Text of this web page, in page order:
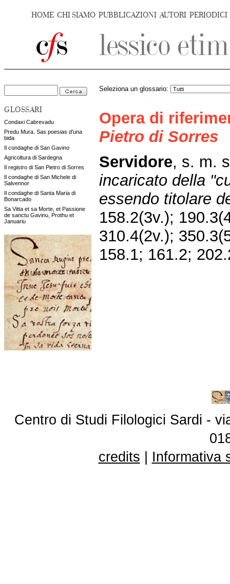
HOME CHI SIAMO PUBBLICAZIONI AUTORI PERIODICI
GLOSSARI
Condaxi Cabrevadu
Predu Mura. Sas poesias d'una
bida
Il condaghe di San Gavino
Agricoltura di Sardegna
Il registro di San Pietro di Sorres
Il condaghe di San Michele di
Salvennor
Il condaghe di Santa Maria di
Bonarcado
Sa Vitta et sa Morte, et Passione
de sanctu Gavinu, Prothu et
Januariu
Seleziona un glossario:
Opera di
Pietro di Sorres
Servidore, s. m.
incaricato della
essendo titolare
158.2(3v.);
310.4(2v.);
158.1; 161.2;
Centro di Studi Filologici Sardi -
credits
Informativa